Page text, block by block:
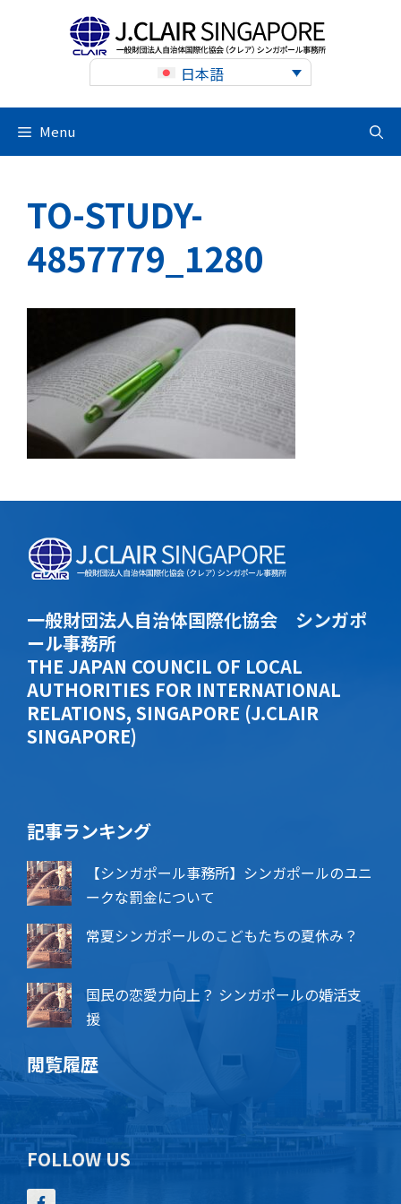
日本語
Menu
TO-STUDY-
4857779_1280
一般財団法人自治体国際化協会 シンガポ
ール事務所
THE JAPAN COUNCIL OF LOCAL
AUTHORITIES FOR INTERNATIONAL
RELATIONS, SINGAPORE (J.CLAIR
SINGAPORE)
記事ランキング
【シンガポール事務所】シンガポールのユニ
ークな罰金について
常夏シンガポールのこどもたちの夏休み？
国民の恋愛力向上？ シンガポールの婚活支
援
閲覧履歴
FOLLOW US